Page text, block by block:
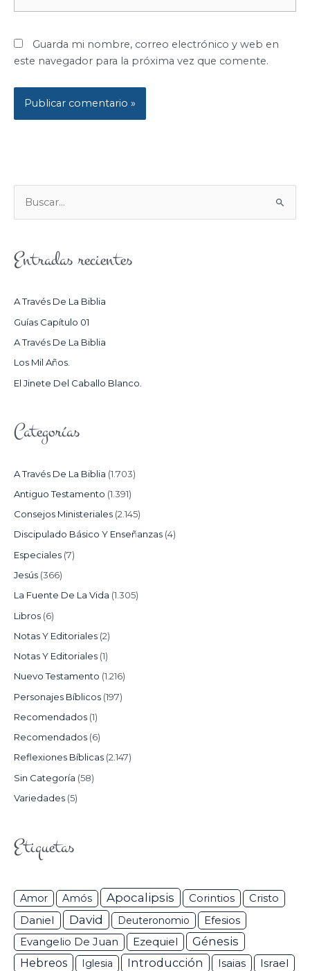
Guarda mi nombre, correo electrónico y web en
este navegador para la próxima vez que comente.
U
C
R
:
Entradas recientes
A Través De La Biblia
Guías Capítulo 01
A Través De La Biblia
Los Mil Años.
El Jinete Del Caballo Blanco.
Categorías
A Través De La Biblia (1.703)
Antiguo Testamento (1.391)
Consejos Ministeriales (2.145)
Discipulado Básico Y Enseñanzas (4)
Especiales (7)
Jesús (366)
La Fuente De La Vida (1.305)
Libros (6)
Notas Y Editoriales (2)
Notas Y Editoriales (1)
Nuevo Testamento (1.216)
Personajes Bíblicos (197)
Recomendados (1)
Recomendados (6)
Reflexiones Bíblicas (2.147)
Sin Categoría (58)
Variedades (5)
Etiquetas
Amor Amós Apocalipsis Corintios Cristo
Daniel David Deuteronomio Efesios
Evangelio De Juan Ezequiel
Génesis
Hebreos
Iglesia Introducción Isaias Israel